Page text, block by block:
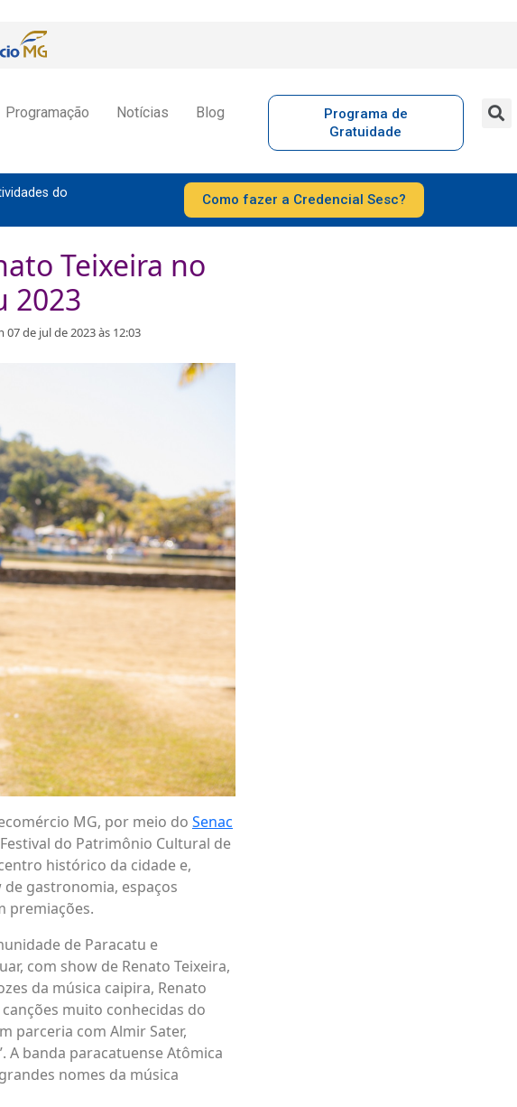
Programação Notícias Blog
Programa de
Gratuidade
do
Como fazer a Credencial Sesc?
Teixeira no
2023
07 de jul de 2023 às 12:03
MG, por meio do Senac
do Patrimônio Cultural de
histórico da cidade e,
gastronomia, espaços
premiações.
de Paracatu e
com show de Renato Teixeira,
da música caipira, Renato
muito conhecidas do
parceria com Almir Sater,
A banda paracatuense Atômica
nomes da música